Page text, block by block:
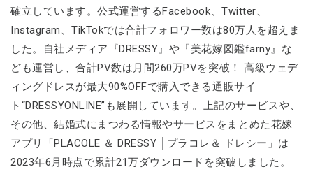
確立しています。公式運営するFacebook、Twitter、
Instagram、TikTokでは合計フォロワー数は80万人を超えま
した。自社メディア『DRESSY』や『美花嫁図鑑farny』な
ども運営し、合計PV数は月間260万PVを突破！ 高級ウェデ
ィングドレスが最大90%OFFで購入できる通販サイ
ト“DRESSYONLINE”も展開しています。上記のサービスや、
その他、結婚式にまつわる情報やサービスをまとめた花嫁
アプリ「PLACOLE ＆ DRESSY │プラコレ＆ ドレシー」は
2023年6月時点で累計21万ダウンロードを突破しました。